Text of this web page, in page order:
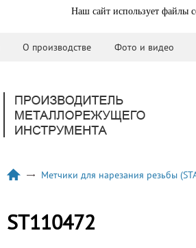
Наш сайт использует файлы
О производстве Фото и видео
Метчики для нарезания резьбы
ST110472